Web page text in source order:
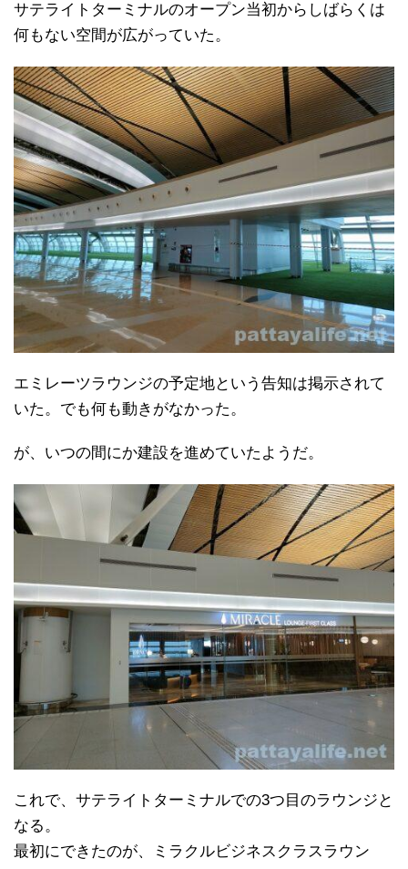
サテライトターミナルのオープン当初からしばらくは
何もない空間が広がっていた。
エミレーツラウンジの予定地という告知は掲示されて
いた。でも何も動きがなかった。
が、いつの間にか建設を進めていたようだ。
これで、サテライトターミナルでの3つ目のラウンジと
なる。
最初にできたのが、ミラクルビジネスクラスラウン